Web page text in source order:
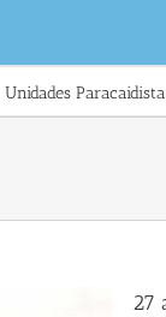
Unidades
27